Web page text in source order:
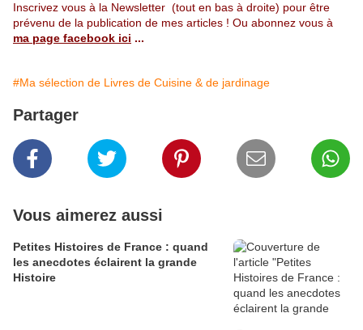
Inscrivez vous à la Newsletter (tout en bas à droite) pour être
prévenu de la publication de mes articles ! Ou abonnez vous à
ma page facebook ici ...
#Ma sélection de Livres de Cuisine & de jardinage
Partager
Vous aimerez aussi
Petites Histoires de France : quand
les anecdotes éclairent la grande
Histoire